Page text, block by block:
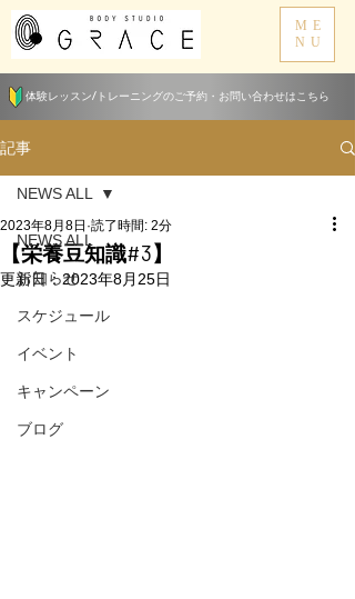
ME
NU
体験レッスン/トレーニングのご予約・お問い合わせはこちら
記事
NEWS ALL
お知らせ
スケジュール
イベント
キャンペーン
ブログ
NEWS ALL
【栄養豆知識#3】
2023年8月8日 読了時間: 2分
更新日：2023年8月25日